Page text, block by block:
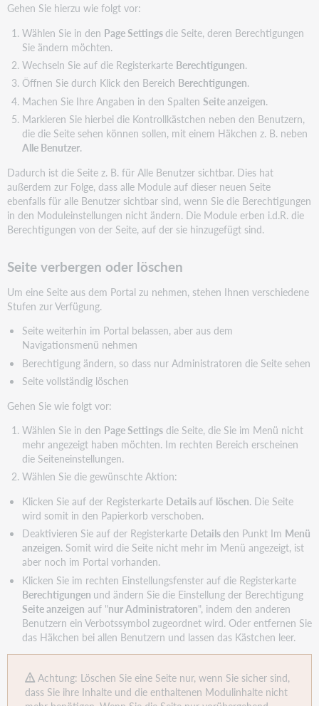
Gehen Sie hierzu wie folgt vor:
Wählen Sie in den Page Settingsdie Seite, deren Berechtigungen
Sie ändern möchten.
Wechseln Sie auf die Registerkarte Berechtigungen.
Öffnen Sie durch Klick den Bereich Berechtigungen.
Machen Sie Ihre Angaben in den Spalten Seite anzeigen.
Markieren Sie hierbei die Kontrollkästchen neben den Benutzern,
die die Seite sehen können sollen, mit einem Häkchen z. B. neben
Alle Benutzer.
Dadurch ist die Seite z. B. für Alle Benutzer sichtbar. Dies hat
außerdem zur Folge, dass alle Module auf dieser neuen Seite
ebenfalls für alle Benutzer sichtbar sind, wenn Sie die Berechtigungen
in den Moduleinstellungen nicht ändern. Die Module erben i.d.R. die
Berechtigungen von der Seite, auf der sie hinzugefügt sind.
Seite verbergen oder löschen
Um eine Seite aus dem Portal zu nehmen, stehen Ihnen verschiedene
Stufen zur Verfügung.
Seite weiterhin im Portal belassen, aber aus dem
Navigationsmenü nehmen
Berechtigung ändern, so dass nur Administratoren die Seite sehen
Seite vollständig löschen
Gehen Sie wie folgt vor:
Wählen Sie in den Page Settingsdie Seite, die Sie im Menü nicht
mehr angezeigt haben möchten. Im rechten Bereich erscheinen
die Seiteneinstellungen.
Wählen Sie die gewünschte Aktion:
Klicken Sie auf der Registerkarte Detailsauf löschen. Die Seite
wird somit in den Papierkorb verschoben.
Deaktivieren Sie auf der Registerkarte Detailsden Punkt Im Menü
anzeigen. Somit wird die Seite nicht mehr im Menü angezeigt, ist
aber noch im Portal vorhanden.
Klicken Sie im rechten Einstellungsfenster auf die Registerkarte
Berechtigungen und ändern Sie die Einstellung der Berechtigung
Seite anzeigen auf "nur Administratoren", indem den anderen
Benutzern ein Verbotssymbol zugeordnet wird. Oder entfernen Sie
das Häkchen bei allen Benutzern und lassen das Kästchen leer.
Achtung: Löschen Sie eine Seite nur, wenn Sie sicher sind,
dass Sie ihre Inhalte und die enthaltenen Modulinhalte nicht